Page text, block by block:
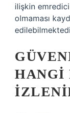
ilişkin
olmaması
HANGI